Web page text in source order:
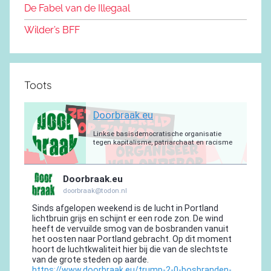
De Fabel van de Illegaal
Wilder’s BFF
Toots